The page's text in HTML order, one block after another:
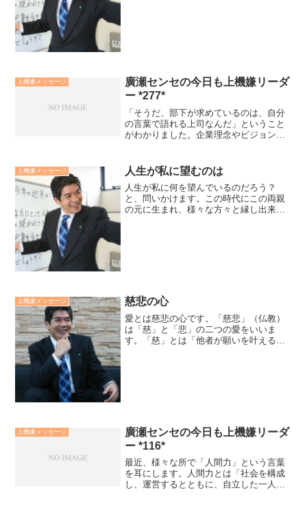
上機嫌メッセージ
廣瀬センセの今日も上機嫌リーダ
ー *277*
「そうだ、部下が求めているのは、自分
の言葉で語れる上司なんだ」ということ
がわかりました。企業理念やビジョンや
に取り入れ、自分の体験に照らし合わ
せ、自分の言葉で伝えている...
上機嫌メッセージ 人生が私に望むのは
人生が私に何を望んでいるのだろう？
と、問いかけます。この時代にこの両親
の元に生まれ、様々な方々と縁し出来事
上機嫌メッセージ 慈悲の心
愛とは慈悲の心です。「慈悲」（仏教）
は「慈」と「悲」の二つの愛をいいま
す。「慈」とは「他者が願いを叶えるこ
上機嫌メッセージ
廣瀬センセの今日も上機嫌リーダ
ー *116*
最近、様々な所で「人間力」という言葉
を耳にします。人間力とは「社会を構成
し、運営するとともに、自立した一人の